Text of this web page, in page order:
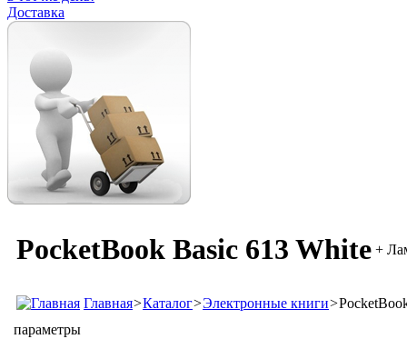
Доставка
PocketBook Basic 613 White +
Главная>Каталог>Электронные книги>
параметры